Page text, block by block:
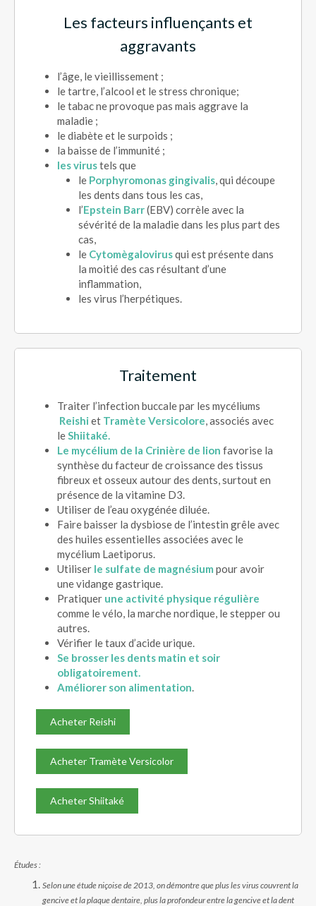
Les facteurs influençants et
aggravants
l’âge, le vieillissement ;
le tartre, l’alcool et le stress chronique;
le tabac ne provoque pas mais aggrave la
maladie ;
le diabète et le surpoids ;
la baisse de l’immunité ;
les virustels que
le Porphyromonas gingivalis, qui découpe
les dents dans tous les cas,
l’Epstein Barr(EBV) corrèle avec la
sévérité de la maladie dans les plus part des
cas,
le Cytomègalovirusqui est présente dans
la moitié des cas résultant d’une
inflammation,
les virus l’herpétiques.
Traitement
Traiter l’infection buccale par les mycéliums
Reishi et Tramète Versicolore, associés avec
leShiitaké.
Le mycélium de la Crinière de lion favorise la
synthèse du facteur de croissance des tissus
fibreux et osseux autour des dents, surtout en
présence de la vitamine D3.
Utiliser de l’eau oxygénée diluée.
Faire baisser la dysbiose de l’intestin grêle avec
des huiles essentielles associées avec le
mycélium Laetiporus.
Utiliser le sulfate de magnésium pour avoir
une vidange gastrique.
Pratiquer une activité physique régulière
comme le vélo, la marche nordique, le stepper ou
autres.
Vérifier le taux d’acide urique.
Se brosser les dents matin et soir
obligatoirement.
Améliorer son alimentation.
Acheter Reishi
Acheter Tramète Versicolor
Acheter Shiitaké
Études :
Selon une étude niçoise de 2013, on démontre que plus les virus couvrent la
gencive et la plaque dentaire, plus la profondeur entre la gencive et la dent